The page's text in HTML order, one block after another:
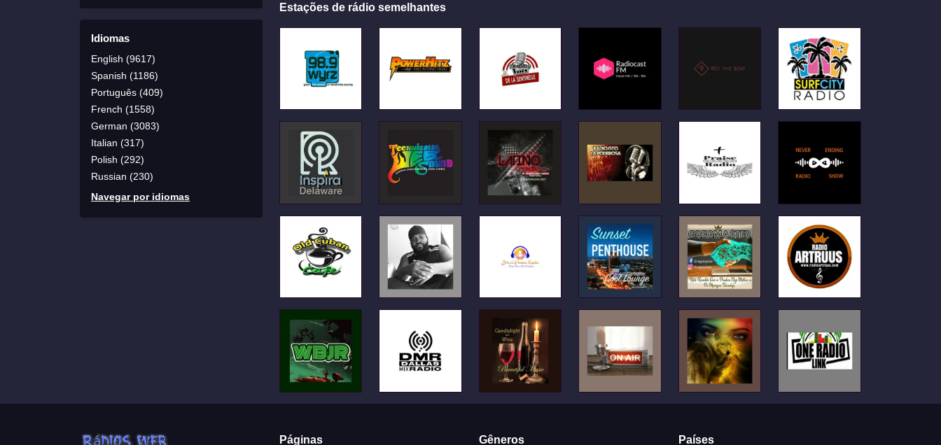
Idiomas
English (9617)
Spanish (1186)
Português (409)
French (1558)
German (3083)
Italian (317)
Polish (292)
Russian (230)
Navegar por idiomas
Estações de rádio semelhantes
Páginas Gêneros Países